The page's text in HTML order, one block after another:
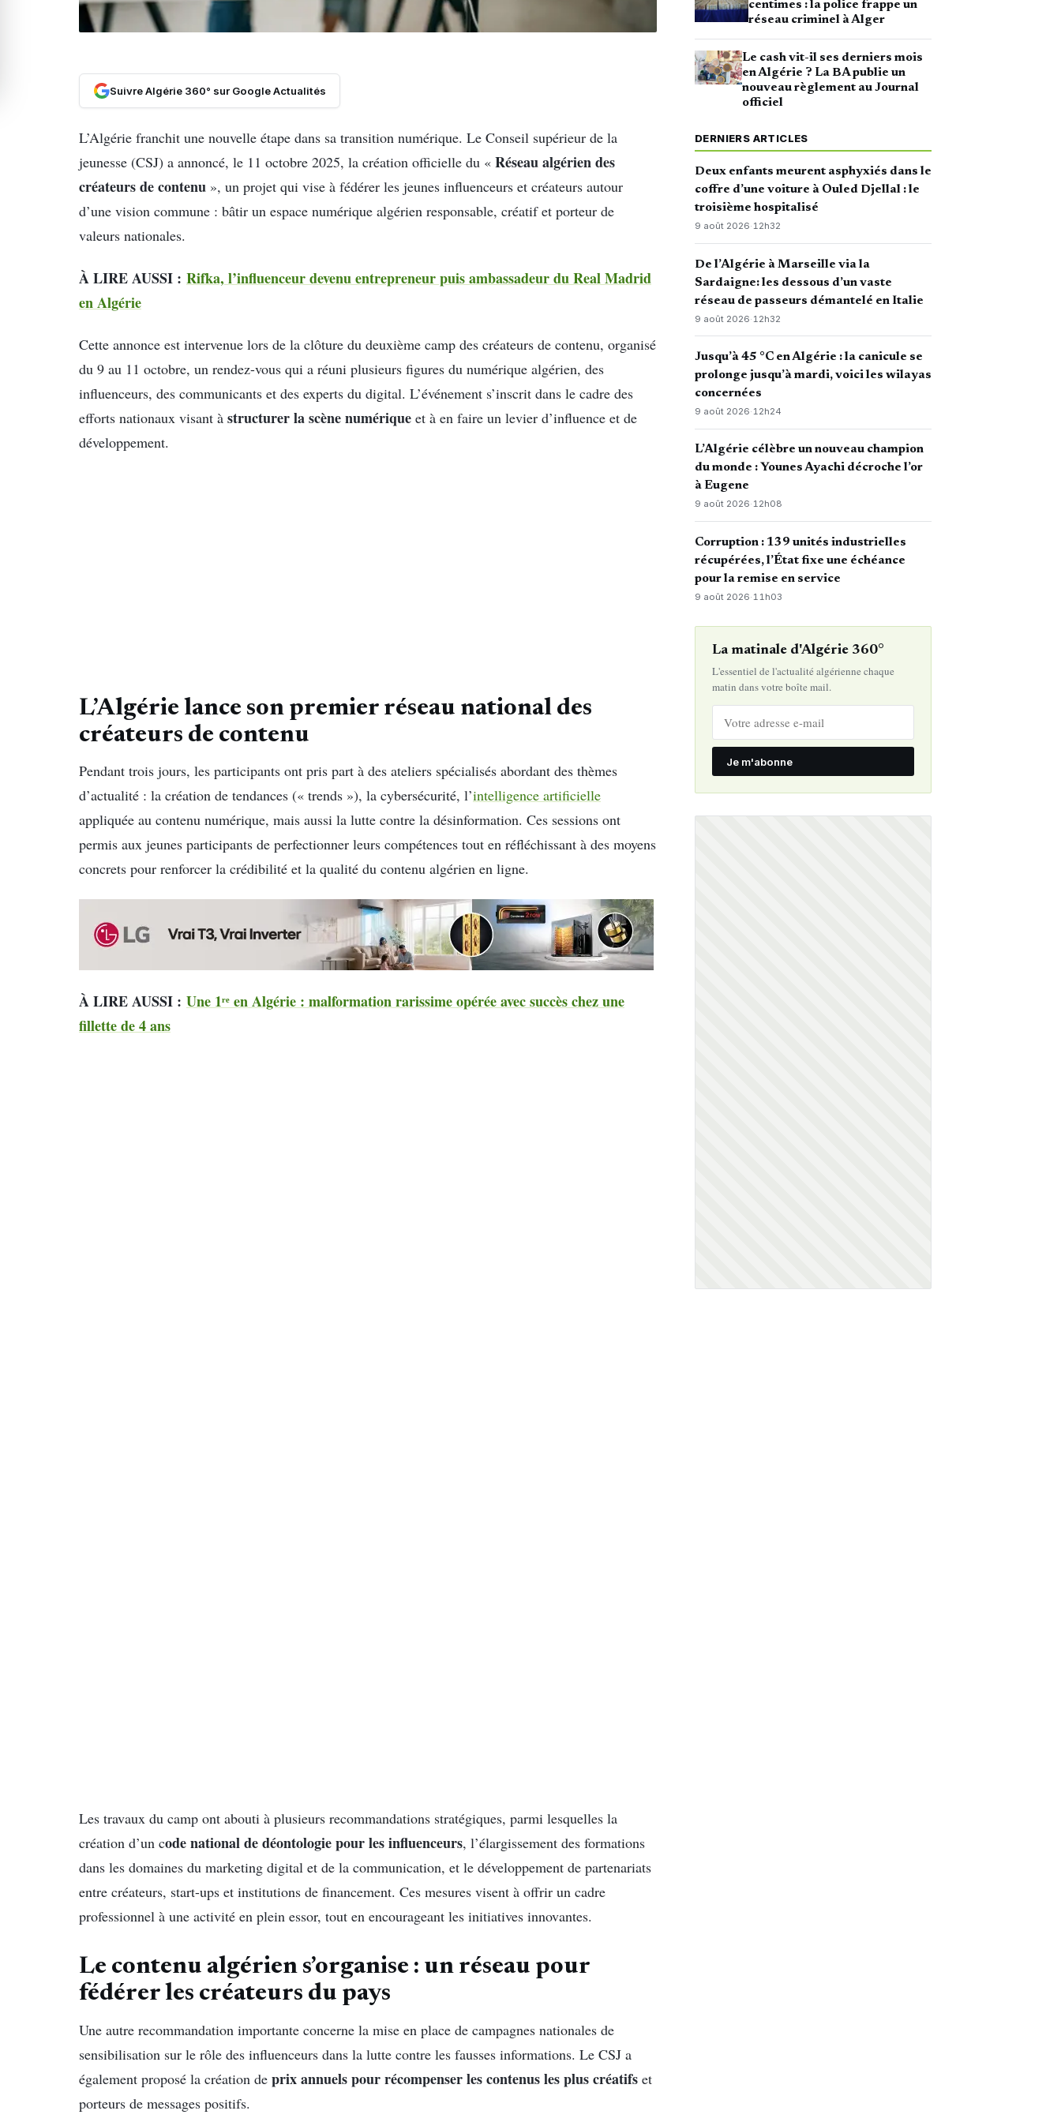
Suivre Algérie 360° sur Google Actualités
L’Algérie franchit une nouvelle étape dans sa transition numérique. Le Conseil supérieur de la
jeunesse (CSJ) a annoncé, le 11 octobre 2025, la création officielle du « Réseau algérien des
créateurs de contenu », un projet qui vise à fédérer les jeunes influenceurs et créateurs autour
d’une vision commune : bâtir un espace numérique algérien responsable, créatif et porteur de
valeurs nationales.
À LIRE AUSSI : Rifka, l’influenceur devenu entrepreneur puis ambassadeur du Real Madrid
en Algérie
Cette annonce est intervenue lors de la clôture du deuxième camp des créateurs de contenu, organisé
du 9 au 11 octobre, un rendez-vous qui a réuni plusieurs figures du numérique algérien, des
influenceurs, des communicants et des experts du digital. L’événement s’inscrit dans le cadre des
efforts nationaux visant à structurer la scène numérique et à en faire un levier d’influence et de
développement.
L’Algérie lance son premier réseau national des
créateurs de contenu
Pendant trois jours, les participants ont pris part à des ateliers spécialisés abordant des thèmes
d’actualité : la création de tendances (« trends »), la cybersécurité, l’intelligence artificielle
appliquée au contenu numérique, mais aussi la lutte contre la désinformation. Ces sessions ont
permis aux jeunes participants de perfectionner leurs compétences tout en réfléchissant à des moyens
concrets pour renforcer la crédibilité et la qualité du contenu algérien en ligne.
À LIRE AUSSI : Une 1ʳᵉ en Algérie : malformation rarissime opérée avec succès chez une
fillette de 4 ans
Les travaux du camp ont abouti à plusieurs recommandations stratégiques, parmi lesquelles la
création d’un code national de déontologie pour les influenceurs, l’élargissement des formations
dans les domaines du marketing digital et de la communication, et le développement de partenariats
entre créateurs, start-ups et institutions de financement. Ces mesures visent à offrir un cadre
professionnel à une activité en plein essor, tout en encourageant les initiatives innovantes.
Le contenu algérien s’organise : un réseau pour
fédérer les créateurs du pays
Une autre recommandation importante concerne la mise en place de campagnes nationales de
sensibilisation sur le rôle des influenceurs dans la lutte contre les fausses informations. Le CSJ a
également proposé la création de prix annuels pour récompenser les contenus les plus créatifs et
porteurs de messages positifs.
centimes : la police frappe un
réseau criminel à Alger
Le cash vit-il ses derniers mois
en Algérie ? La BA publie un
nouveau règlement au Journal
officiel
DERNIERS ARTICLES
Deux enfants meurent asphyxiés dans le
coffre d’une voiture à Ouled Djellal : le
troisième hospitalisé
9 août 2026·12h32
De l’Algérie à Marseille via la
Sardaigne: les dessous d’un vaste
réseau de passeurs démantelé en Italie
9 août 2026· 12h32
Jusqu’à 45 °C en Algérie : la canicule se
prolonge jusqu’à mardi, voici les wilayas
concernées
9 août 2026·12h24
L’Algérie célèbre un nouveau champion
du monde : Younes Ayachi décroche l’or
à Eugene
9 août 2026·12h08
Corruption : 139 unités industrielles
récupérées, l’État fixe une échéance
pour la remise en service
9 août 2026· 11h03
La matinale d'Algérie 360°
L'essentiel de l'actualité algérienne chaque
matin dans votre boîte mail.
Je m'abonne